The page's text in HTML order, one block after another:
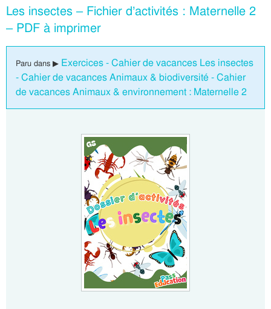
Les insectes – Fichier d’activités : Maternelle 2
– PDF à imprimer
Paru dans ▶ Exercices - Cahier de vacances Les insectes
- Cahier de vacances Animaux & biodiversité - Cahier
de vacances Animaux & environnement : Maternelle 2